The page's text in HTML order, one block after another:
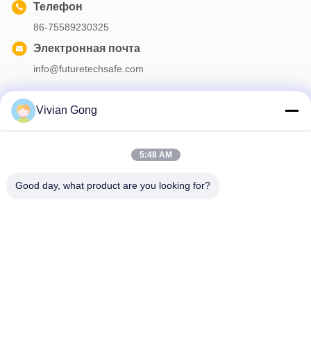
Телефон
86-75589230325
Электронная почта
info@futuretechsafe.com
получения скидок и прочего.
Vivian Gong
5:48 AM
Good day, what product are you looking for?